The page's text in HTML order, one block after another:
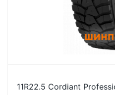
11R22.5 Cordiant